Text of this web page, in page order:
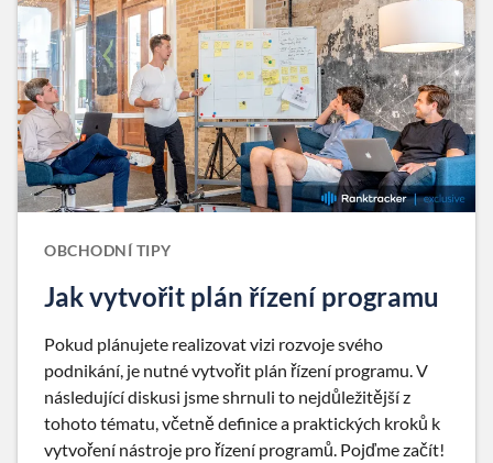
OBCHODNÍ TIPY
Jak vytvořit plán řízení programu
Pokud plánujete realizovat vizi rozvoje svého
podnikání, je nutné vytvořit plán řízení programu. V
následující diskusi jsme shrnuli to nejdůležitější z
tohoto tématu, včetně definice a praktických kroků k
vytvoření nástroje pro řízení programů. Pojďme začít!